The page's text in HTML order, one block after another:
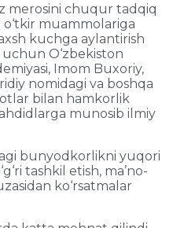
merosini chuqur tadqiq
muammolariga
kuchga aylantirish
O‘zbekiston
Imom Buxoriy,
nomidagi va boshqa
bilan hamkorlik
munosib ilmiy
bunyodkorlikni yuqori
tashkil etish, ma’no-
ko‘rsatmalar